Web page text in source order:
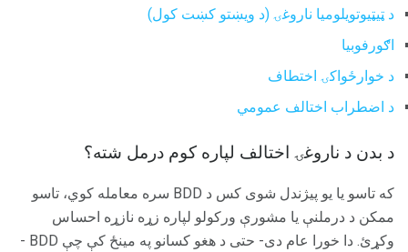
د ټیټیوتویلومیا ناروغۍ (د ویښتو کښت کول)
اګورفوبیا
د خوارځواکۍ اختطاف
د اضطراب اختالف عمومي
د بدن د ناروغۍ اختالف لپاره کوم درمل شته؟
که تاسو یا یو پیژندل شوی کس د BDD سره معامله کوي، تاسو
ممکن د درملنې یا مشورې ورکولو لپاره زړه نازړه احساس
وکړئ. دا خورا عام دی- حتی د هغو کسانو په مینځ کې چې BDD -